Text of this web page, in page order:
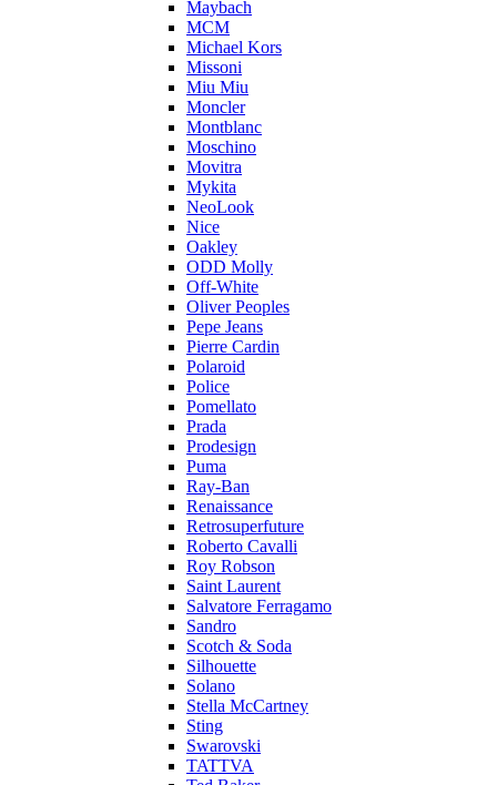
Maybach
MCM
Michael Kors
Missoni
Miu Miu
Moncler
Montblanc
Moschino
Movitra
Mykita
NeoLook
Nice
Oakley
ODD Molly
Off-White
Oliver Peoples
Pepe Jeans
Pierre Cardin
Polaroid
Police
Pomellato
Prada
Prodesign
Puma
Ray-Ban
Renaissance
Retrosuperfuture
Roberto Cavalli
Roy Robson
Saint Laurent
Salvatore Ferragamo
Sandro
Scotch & Soda
Silhouette
Solano
Stella McCartney
Sting
Swarovski
TATTVA